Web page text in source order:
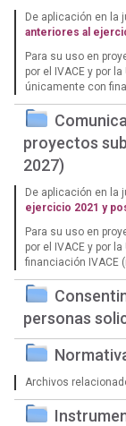
De aplicación en la
anteriores al
Para su uso en
por el IVACE y por
únicamente con
proyectos
2027)
De aplicación en la
ejercicio 2021 y
Para su uso en
por el IVACE y por
financiación IVACE
personas
Archivos